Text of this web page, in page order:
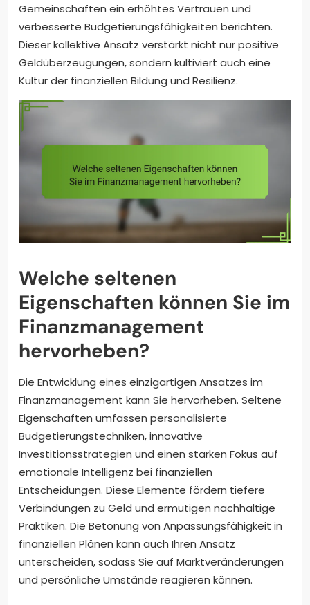
Gemeinschaften ein erhöhtes Vertrauen und
verbesserte Budgetierungsfähigkeiten berichten.
Dieser kollektive Ansatz verstärkt nicht nur positive
Geldüberzeugungen, sondern kultiviert auch eine
Kultur der finanziellen Bildung und Resilienz.
Welche seltenen
Eigenschaften können Sie im
Finanzmanagement
hervorheben?
Die Entwicklung eines einzigartigen Ansatzes im
Finanzmanagement kann Sie hervorheben. Seltene
Eigenschaften umfassen personalisierte
Budgetierungstechniken, innovative
Investitionsstrategien und einen starken Fokus auf
emotionale Intelligenz bei finanziellen
Entscheidungen. Diese Elemente fördern tiefere
Verbindungen zu Geld und ermutigen nachhaltige
Praktiken. Die Betonung von Anpassungsfähigkeit in
finanziellen Plänen kann auch Ihren Ansatz
unterscheiden, sodass Sie auf Marktveränderungen
und persönliche Umstände reagieren können.